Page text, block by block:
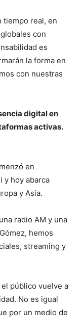
tiempo real, en
con
es
la forma en
con nuestras
digital en
activas.
en
y hoy abarca
y Asia.
radio AM y una
hemos
streaming y
el público vuelve a
No es igual
por un medio de